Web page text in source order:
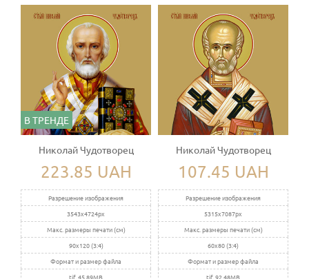
В ТРЕНДЕ
Николай Чудотворец
223.85 UAH
Разрешение изображения
3543x4724px
Макс. размеры печати (см)
90x120 (3:4)
Формат и размер файла
tif, 45.89MB
Николай Чудотворец
107.45 UAH
Разрешение изображения
5315x7087px
Макс. размеры печати (см)
60x80 (3:4)
Формат и размер файла
tif, 92.48MB